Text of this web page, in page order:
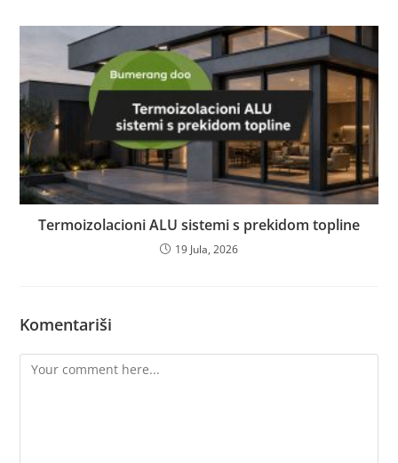
Termoizolacioni ALU sistemi s prekidom topline
19 Jula, 2026
Komentariši